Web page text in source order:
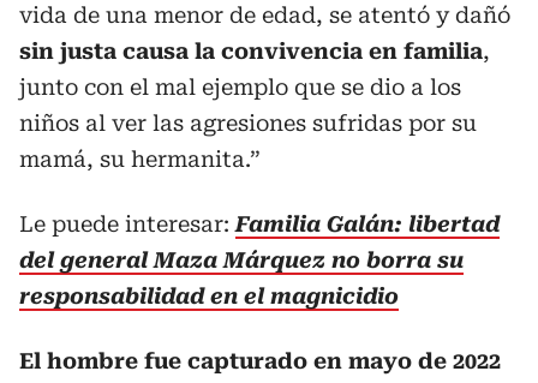
vida de una menor de edad, se atentó y dañó
sin justa causa la convivencia en familia,
junto con el mal ejemplo que se dio a los
niños al ver las agresiones sufridas por su
mamá, su hermanita.”
Le puede interesar:Familia Galán: libertad
del general Maza Márquez no borra su
responsabilidad en el magnicidio
El hombre fue capturado en mayo de 2022